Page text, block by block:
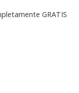
GRATIS